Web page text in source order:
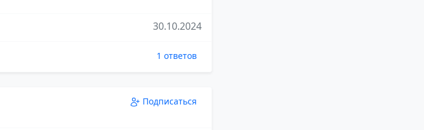
30.10.2024
1 ответов
Подписаться